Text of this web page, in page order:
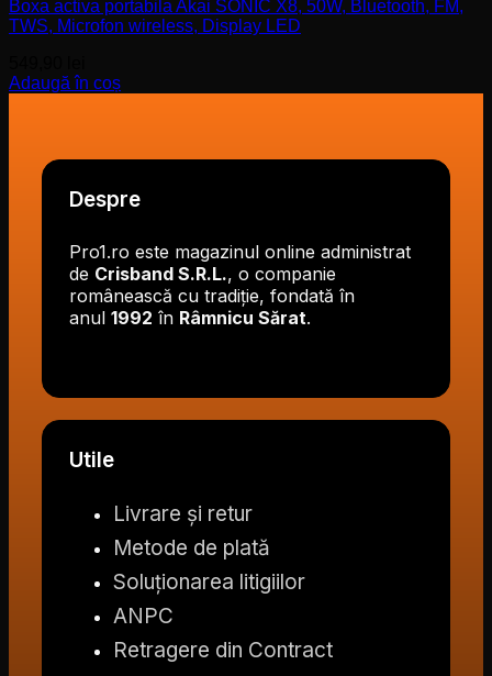
Boxa activa portabila Akai SONIC X8, 50W, Bluetooth, FM,
TWS, Microfon wireless, Display LED
Adaugă în coș
Despre
Pro1.ro este magazinul online administrat
de Crisband S.R.L., o companie
românească cu tradiție, fondată în
anul 1992 în Râmnicu Sărat.
Utile
Livrare și retur
Metode de plată
Soluționarea litigiilor
ANPC
Retragere din Contract